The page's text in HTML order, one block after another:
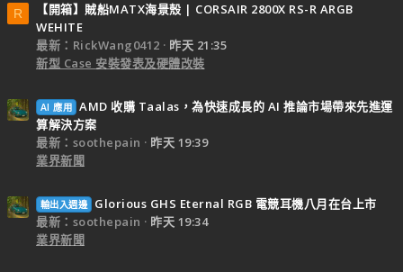
R
【開箱】賊船MATX海景殼 | CORSAIR 2800X RS-R ARGB
WEHITE
最新：RickWang0412
昨天 21:35
新型 Case 安裝發表及硬體改裝
AI 應用 AMD 收購 Taalas，為快速成長的 AI 推論市場帶來先進運
算解決方案
最新：soothepain
昨天 19:39
業界新聞
輸出入週邊
Glorious GHS Eternal RGB 電競耳機八月在台上市
最新：soothepain
昨天 19:34
業界新聞